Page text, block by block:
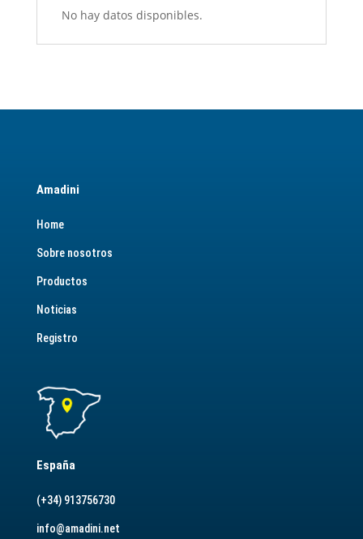
No hay datos disponibles.
Amadini
Home
Sobre nosotros
Productos
Noticias
Registro
España
(+34) 913756730
info@amadini.net